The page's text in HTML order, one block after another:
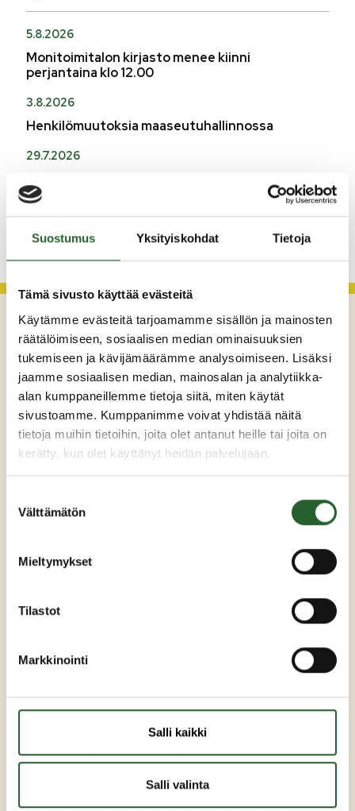
Suostumus Yksityiskohdat Tietoja
Tämä sivusto käyttää evästeitä
Käytämme evästeitä tarjoamamme sisällön ja mainosten
räätälöimiseen, sosiaalisen median ominaisuuksien
tukemiseen ja kävijämäärämme analysoimiseen. Lisäksi
jaamme sosiaalisen median, mainosalan ja analytiikka-
alan kumppaneillemme tietoja siitä, miten käytät
sivustoamme. Kumppanimme voivat yhdistää näitä
tietoja muihin tietoihin, joita olet antanut heille tai joita on
kerätty, kun olet käyttänyt heidän palvelujaan.
valinta
Välttämätön
Mieltymykset
Tilastot
Markkinointi
Salli kaikki
Salli valinta
5.8.2026
Monitoimitalon kirjasto menee kiinni
perjantaina klo 12.00
3.8.2026
Henkilömuutoksia maaseutuhallinnossa
29.7.2026
Maaherrankatu 7
Asuminen ja ympäristö
Varhaiskasvatus ja opetus
Työ ja elinkeinot